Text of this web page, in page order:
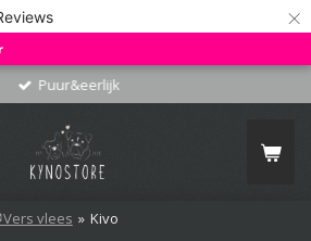
×
Puur&eerlijk
vlees » Kivo